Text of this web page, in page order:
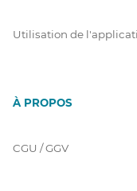
Utilisation de
À PROPOS
CGU / GGV